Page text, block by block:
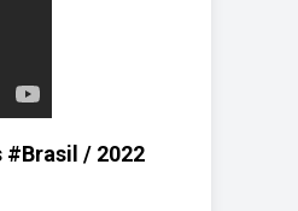
#Brasil / 2022